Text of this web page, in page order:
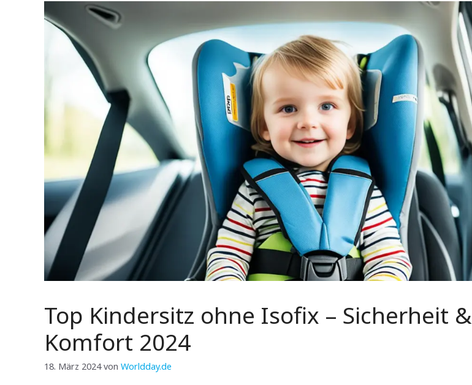
Top Kindersitz ohne Isofix – Sicherheit &
Komfort 2024
18. März 2024 von Worldday.de